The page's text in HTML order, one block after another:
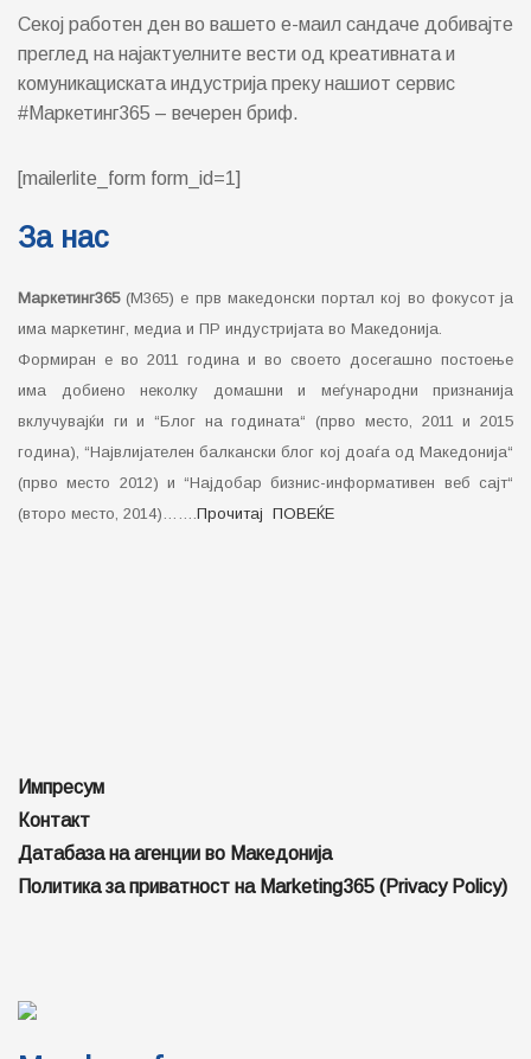
Секој работен ден во вашето е-маил сандаче добивајте
преглед на најактуелните вести од креативната и
комуникациската индустрија преку нашиот сервис
#Маркетинг365 – вечерен бриф.
[mailerlite_form form_id=1]
За нас
Маркетинг365(М365) е прв македонски портал кој во фокусот ја
има маркетинг, медиа и ПР индустријата во Македонија.
Формиран е во 2011 година и во своето досегашно постоење
има добиено неколку домашни и меѓународни признанија
вклучувајќи ги и “Блог на годината“ (прво место, 2011 и 2015
година), “Највлијателен балкански блог кој доаѓа од Македонија“
(прво место 2012) и “Најдобар бизнис-информативен веб сајт“
(второ место, 2014)…….Прочитај ПОВЕЌЕ
Импресум
Контакт
Датабаза на агенции во Македонија
Политика за приватност на Marketing365 (Privacy Policy)